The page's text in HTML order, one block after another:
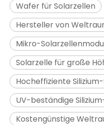
Wafer für Solarzellen
Hersteller von
Mikro-
Solarzelle für große
Hocheffiziente
UV-beständige
Kostengünstige